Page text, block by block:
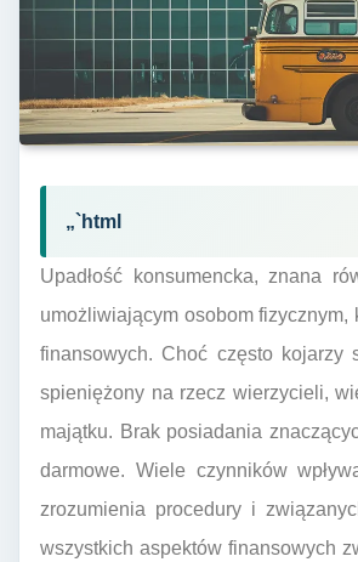
„`html
Upadłość konsumencka, znana
umożliwiającym osobom fizycznym,
finansowych. Choć często kojarzy
spieniężony na rzecz wierzycieli,
majątku. Brak posiadania
darmowe. Wiele czynników
zrozumienia procedury i
wszystkich aspektów finansowych